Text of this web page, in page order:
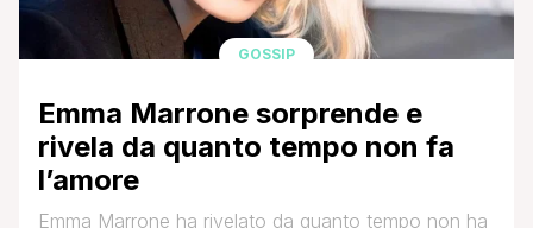
GOSSIP
Emma Marrone sorprende e
rivela da quanto tempo non fa
l’amore
Emma Marrone ha rivelato da quanto tempo non ha